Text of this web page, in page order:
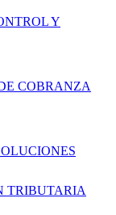
Y
COBRANZA
TRIBUTARIA